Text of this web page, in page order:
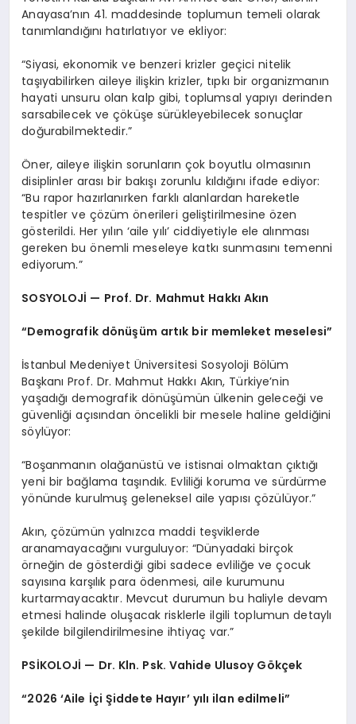
Anayasa’nın 41. maddesinde toplumun temeli olarak
tanımlandığını hatırlatıyor ve ekliyor:
“Siyasi, ekonomik ve benzeri krizler geçici nitelik
taşıyabilirken aileye ilişkin krizler, tıpkı bir organizmanın
hayati unsuru olan kalp gibi, toplumsal yapıyı derinden
sarsabilecek ve çöküşe sürükleyebilecek sonuçlar
doğurabilmektedir.”
Öner, aileye ilişkin sorunların çok boyutlu olmasının
disiplinler arası bir bakışı zorunlu kıldığını ifade ediyor:
“Bu rapor hazırlanırken farklı alanlardan hareketle
tespitler ve çözüm önerileri geliştirilmesine özen
gösterildi. Her yılın ‘aile yılı’ ciddiyetiyle ele alınması
gereken bu önemli meseleye katkı sunmasını temenni
ediyorum.”
SOSYOLOJİ — Prof. Dr. Mahmut Hakkı Akın
“Demografik dönüşüm artık bir memleket meselesi”
İstanbul Medeniyet Üniversitesi Sosyoloji Bölüm
Başkanı Prof. Dr. Mahmut Hakkı Akın, Türkiye’nin
yaşadığı demografik dönüşümün ülkenin geleceği ve
güvenliği açısından öncelikli bir mesele haline geldiğini
söylüyor:
“Boşanmanın olağanüstü ve istisnai olmaktan çıktığı
yeni bir bağlama taşındık. Evliliği koruma ve sürdürme
yönünde kurulmuş geleneksel aile yapısı çözülüyor.”
Akın, çözümün yalnızca maddi teşviklerde
aranamayacağını vurguluyor: “Dünyadaki birçok
örneğin de gösterdiği gibi sadece evliliğe ve çocuk
sayısına karşılık para ödenmesi, aile kurumunu
kurtarmayacaktır. Mevcut durumun bu haliyle devam
etmesi halinde oluşacak risklerle ilgili toplumun detaylı
şekilde bilgilendirilmesine ihtiyaç var.”
PSİKOLOJİ — Dr. Kln. Psk. Vahide Ulusoy Gökçek
“2026 ‘Aile İçi Şiddete Hayır’ yılı ilan edilmeli”